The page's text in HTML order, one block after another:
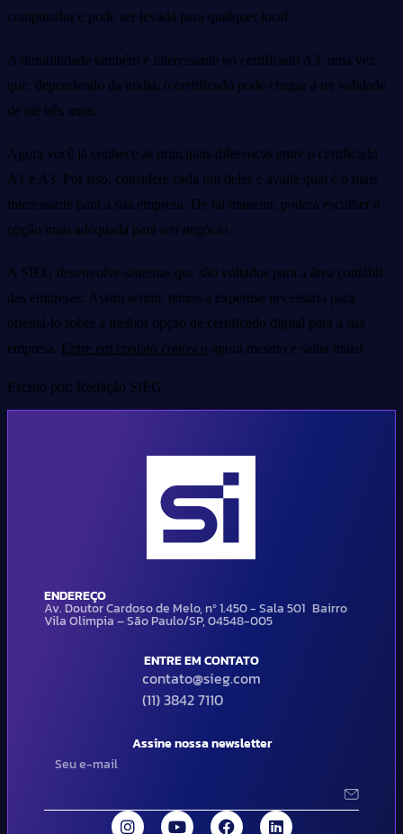
computador e pode ser levada para qualquer local.
A durabilidade também é interessante no certificado A3, uma vez
que, dependendo da mídia, o certificado pode chegar a ter validade
de até três anos.
Agora você já conhece as principais diferenças entre o certificado
A1 e A3. Por isso, considere cada um deles e avalie qual é o mais
interessante para a sua empresa. De tal maneira, poderá escolher a
opção mais adequada para seu negócio.
A SIEG desenvolve sistemas que são voltados para a área contábil
das empresas. Assim sendo, temos a expertise necessária para
orientá-lo sobre a melhor opção de certificado digital para a sua
empresa. Entre em contato conosco agora mesmo e saiba mais!
Escrito por: Redação SIEG
ENDEREÇO
Av. Doutor Cardoso de Melo, nº 1.450 - Sala 501 Bairro
Vila Olimpia – São Paulo/SP, 04548-005
ENTRE EM CONTATO
contato@sieg.com
(11) 3842 7110
Assine nossa newsletter